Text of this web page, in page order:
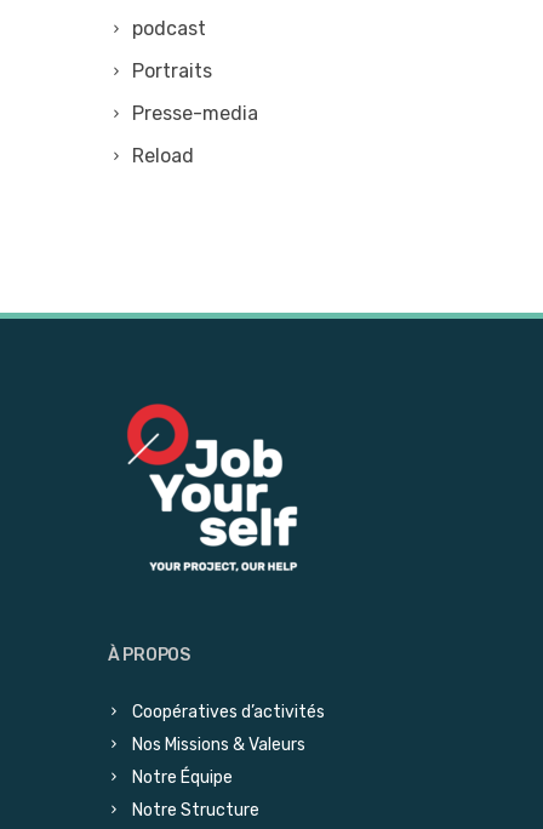
podcast
Portraits
Presse-media
Reload
À PROPOS
Coopératives d’activités
Nos Missions & Valeurs
Notre Équipe
Notre Structure